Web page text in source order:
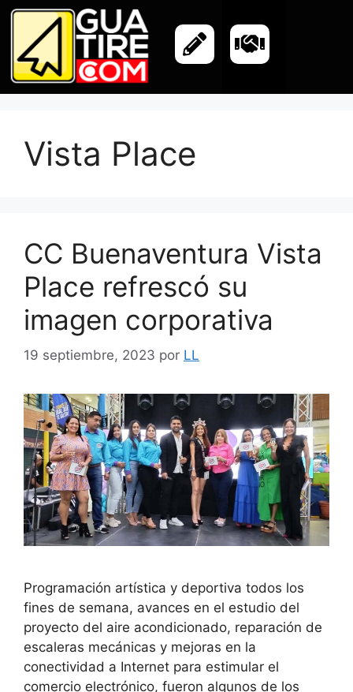
Vista Place
CC Buenaventura Vista
Place refrescó su
imagen corporativa
19 septiembre, 2023 por LL
Programación artística y deportiva todos los
fines de semana, avances en el estudio del
proyecto del aire acondicionado, reparación de
escaleras mecánicas y mejoras en la
conectividad a Internet para estimular el
comercio electrónico, fueron algunos de los